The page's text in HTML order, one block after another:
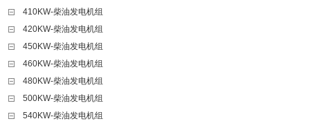
410KW-柴油发电机组
420KW-柴油发电机组
450KW-柴油发电机组
460KW-柴油发电机组
480KW-柴油发电机组
500KW-柴油发电机组
540KW-柴油发电机组